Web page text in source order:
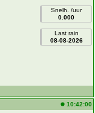
Snelh. /uur
0.000
Last rain
08-08-2026
10:42:00